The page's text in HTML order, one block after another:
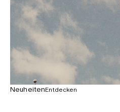
NeuheitenEntdecken